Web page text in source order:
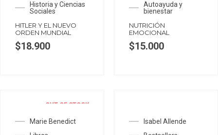
Historia y Ciencias
Sociales
HITLER Y EL NUEVO
ORDEN MUNDIAL
$18.900
Autoayuda y
bienestar
NUTRICIÓN
EMOCIONAL
$15.000
OUT OF STOCK
Marie Benedict
Isabel Allende